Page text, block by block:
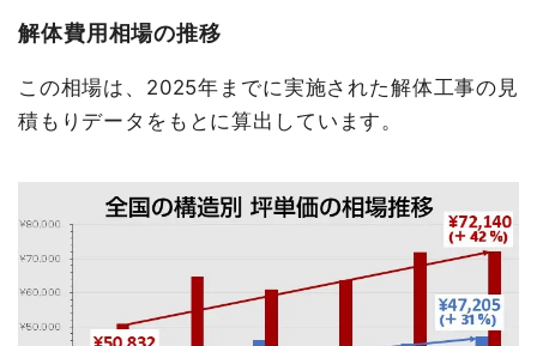
解体費用相場の推移
この相場は、2025年までに実施された解体工事の見
積もりデータをもとに算出しています。